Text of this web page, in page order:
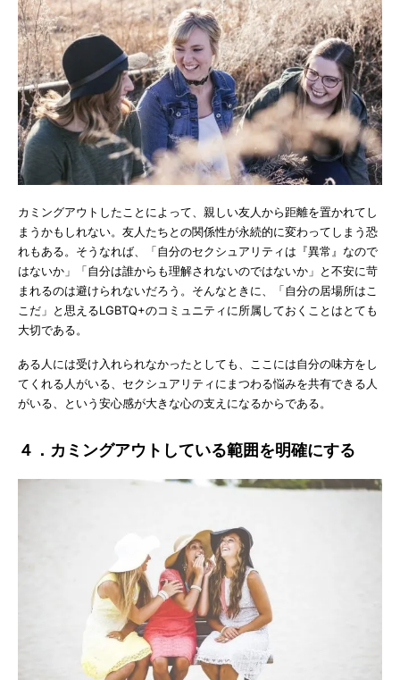
カミングアウトしたことによって、親しい友人から距離を置かれてし
まうかもしれない。友人たちとの関係性が永続的に変わってしまう恐
れもある。そうなれば、「自分のセクシュアリティは『異常』なので
はないか」「自分は誰からも理解されないのではないか」と不安に苛
まれるのは避けられないだろう。そんなときに、「自分の居場所はこ
こだ」と思えるLGBTQ+のコミュニティに所属しておくことはとても
大切である。
ある人には受け入れられなかったとしても、ここには自分の味方をし
てくれる人がいる、セクシュアリティにまつわる悩みを共有できる人
がいる、という安心感が大きな心の支えになるからである。
４．カミングアウトしている範囲を明確にする